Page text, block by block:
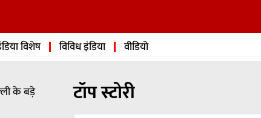
विशेष विविध इंडिया वीडियो
के बड़े
टॉप स्टोरी